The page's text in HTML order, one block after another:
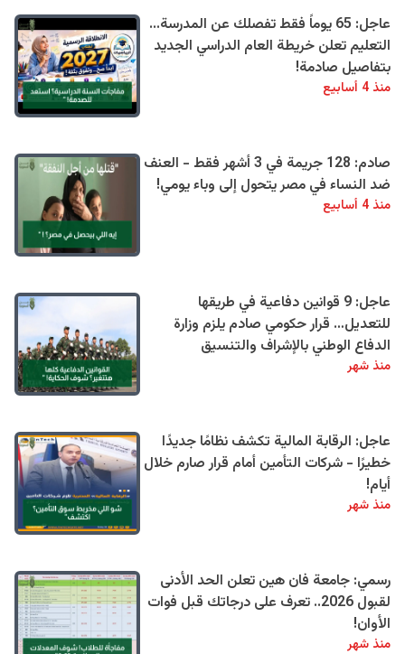
عاجل: 65 يوماً فقط تفصلك عن المدرسة...
التعليم تعلن خريطة العام الدراسي الجديد
بتفاصيل صادمة!
منذ 4 أسابيع
صادم: 128 جريمة في 3 أشهر فقط - العنف
ضد النساء في مصر يتحول إلى وباء يومي!
منذ 4 أسابيع
عاجل: 9 قوانين دفاعية في طريقها
للتعديل… قرار حكومي صادم يلزم وزارة
الدفاع الوطني بالإشراف والتنسيق
منذ شهر
عاجل: الرقابة المالية تكشف نظامًا جديدًا
خطيرًا - شركات التأمين أمام قرار صارم خلال
أيام!
منذ شهر
رسمي: جامعة فان هين تعلن الحد الأدنى
لقبول 2026.. تعرف على درجاتك قبل فوات
الأوان!
منذ شهر